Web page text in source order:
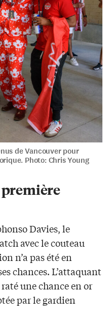
de Vancouver pour
Photo: Chris Young
Davies, le
avec le couteau
n’a pas été en
chances. L’attaquant
une chance en or
par le gardien